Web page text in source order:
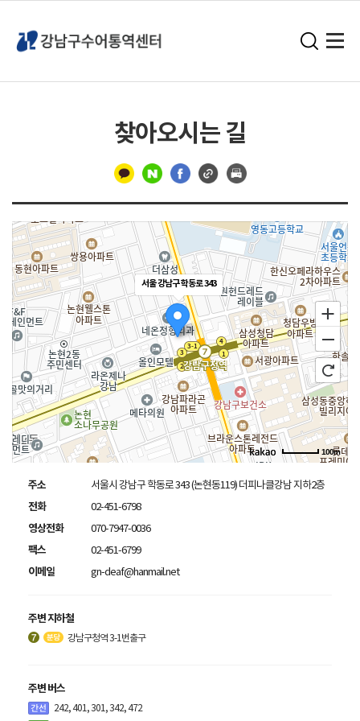
찾아오시는 길
분
선
서울 강남구 학동로 343
100m
주소
서울시 강남구 학동로 343 (논현동119) 더피나클강남 지하2층
전화
02-451-6798
영상전화
070-7947-0036
팩스
02-451-6799
이메일
gn-deaf@hanmail.net
주변 지하철
강남구청역 3-1번출구
주변 버스
242, 401, 301, 342, 472